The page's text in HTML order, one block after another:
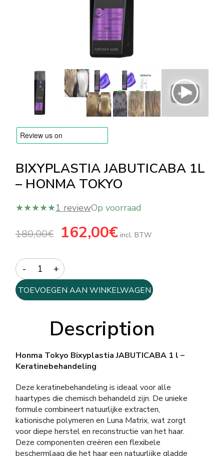
Veelgestelde vragen
Contacteer ons
Beoordelingen
BIXYPLASTIA JABUTICABA 1L
– HONMA TOKYO
★★★★★1 reviewOp voorraad
180,00€
Oorspronkelijke
prijs
162,00€Huidige
prijs
incl. BTW
Quantity
TOEVOEGEN AAN WINKELWAGEN
Description
Honma Tokyo Bixyplastia JABUTICABA 1 l –
Keratinebehandeling
Deze keratinebehandeling is ideaal voor alle
haartypes die chemisch behandeld zijn. De unieke
formule combineert natuurlijke extracten,
kationische polymeren en Luna Matrix, wat zorgt
voor diepe herstel en reconstructie van het haar.
Deze componenten creëren een flexibele
beschermlaag die het haar een natuurlijke gladde